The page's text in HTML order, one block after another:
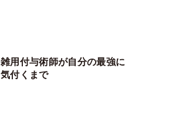
雑用付与術師が自分の最強に
気付くまで